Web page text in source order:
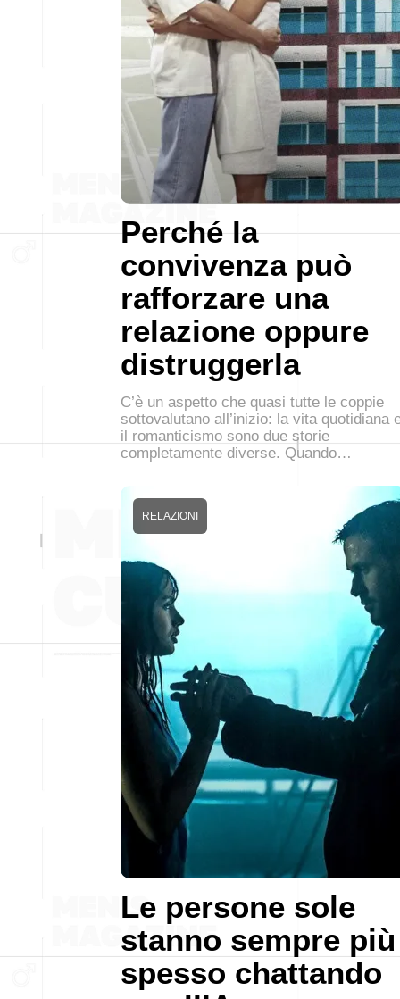
Perché la
convivenza può
rafforzare una
relazione oppure
distruggerla
C’è un aspetto che quasi tutte le coppie
sottovalutano all’inizio: la vita quotidiana
il romanticismo sono due storie
completamente diverse. Quando…
Le persone sole
stanno sempre più
spesso chattando
RELAZIONI